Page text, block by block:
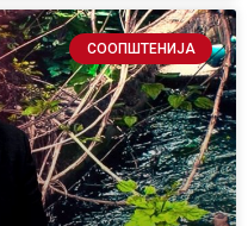
СООПШТЕНИЈА